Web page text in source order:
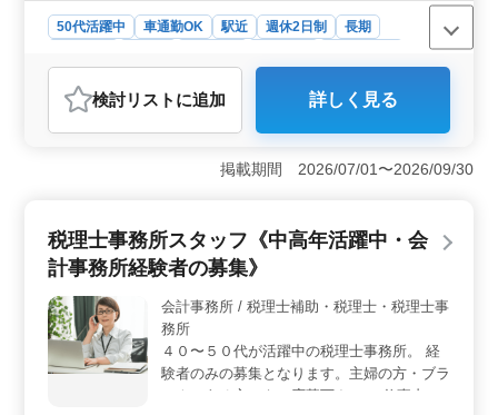
50代活躍中 車通勤OK 駅近 週休2日制
長期
おすすめポイント
＜経験者歓迎＞ 会計事務所経験が5年以上必要です。年
齢ではなく、ベテランの経験者を重視しています。比較
的小規模な環境で働けるため、自らの経験を活かして専
門性を高めたい方に適しています。 ＜多彩な業務
ます。 ＜働きやすい環境＞ 年間休日120日で完全週
休2日制という働きやすい環境が特徴です。年収は400万
健康・厚生の福利厚生が整っています。
検討リスト に追加 詳しく見る
掲載期間 2026/07/01〜2026/09/30
税理士事務所スタッフ《中高年活躍中・会
計事務所経験者の募集》
会計事務所 / 税理士補助・税理士・税理士事
務所
４０〜５０代が活躍中の税理士事務所。 経
験者のみの募集となります。主婦の方・ブラ
ンクのある方でもご応募下さい！ 仕事内容